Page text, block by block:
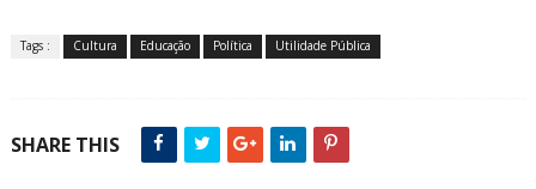
Tags : Cultura Educação Política Utilidade Pública
SHARE THIS